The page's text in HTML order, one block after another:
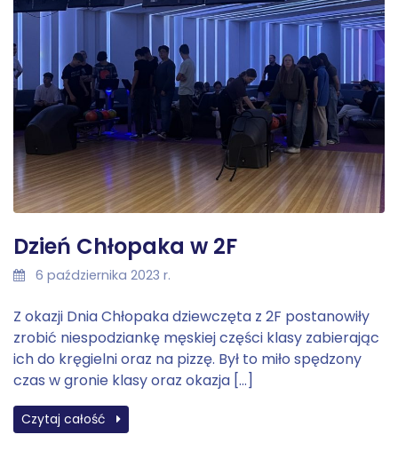
Dzień Chłopaka w 2F
6 października 2023 r.
Z okazji Dnia Chłopaka dziewczęta z 2F postanowiły
zrobić niespodziankę męskiej części klasy zabierając
ich do kręgielni oraz na pizzę. Był to miło spędzony
czas w gronie klasy oraz okazja […]
Czytaj całość